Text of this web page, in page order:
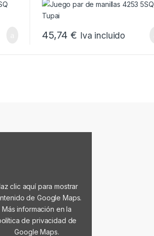
45,74€ Iva incluido
por popularidad
clic aquí para mostrar
de Google Maps.
Más información en la
de privacidad de
Google Maps.